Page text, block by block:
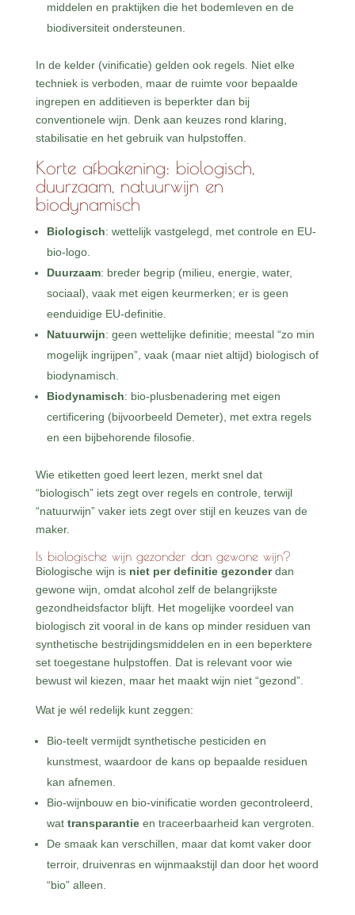
middelen en praktijken die het bodemleven en de
biodiversiteit ondersteunen.
In de kelder (vinificatie) gelden ook regels. Niet elke
techniek is verboden, maar de ruimte voor bepaalde
ingrepen en additieven is beperkter dan bij
conventionele wijn. Denk aan keuzes rond klaring,
stabilisatie en het gebruik van hulpstoffen.
Korte afbakening: biologisch,
duurzaam, natuurwijn en
biodynamisch
Biologisch: wettelijk vastgelegd, met controle en EU-
bio-logo.
Duurzaam: breder begrip (milieu, energie, water,
sociaal), vaak met eigen keurmerken; er is geen
eenduidige EU-definitie.
Natuurwijn: geen wettelijke definitie; meestal “zo min
mogelijk ingrijpen”, vaak (maar niet altijd) biologisch of
biodynamisch.
Biodynamisch: bio-plusbenadering met eigen
certificering (bijvoorbeeld Demeter), met extra regels
en een bijbehorende filosofie.
Wie etiketten goed leert lezen, merkt snel dat
“biologisch” iets zegt over regels en controle, terwijl
“natuurwijn” vaker iets zegt over stijl en keuzes van de
maker.
Is biologische wijn gezonder dan gewone wijn?
Biologische wijn is niet per definitie gezonderdan
gewone wijn, omdat alcohol zelf de belangrijkste
gezondheidsfactor blijft. Het mogelijke voordeel van
biologisch zit vooral in de kans op minder residuen van
synthetische bestrijdingsmiddelen en in een beperktere
set toegestane hulpstoffen. Dat is relevant voor wie
bewust wil kiezen, maar het maakt wijn niet “gezond”.
Wat je wél redelijk kunt zeggen:
Bio-teelt vermijdt synthetische pesticiden en
kunstmest, waardoor de kans op bepaalde residuen
kan afnemen.
Bio-wijnbouw en bio-vinificatie worden gecontroleerd,
wat transparantieen traceerbaarheid kan vergroten.
De smaak kan verschillen, maar dat komt vaker door
terroir, druivenras en wijnmaakstijl dan door het woord
“bio” alleen.